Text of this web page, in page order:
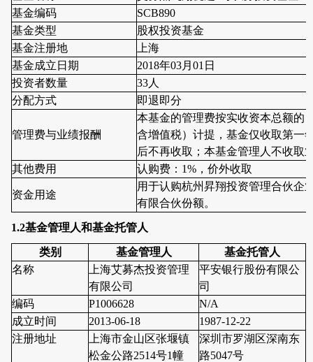
基金编码
SCB890
基金类型
股权投资基金
基金注册地
上海
基金成立日期
2018年03月 01 日
投资者数量
33人
分配方式
即退即分
管理费与业绩报酬
本基金的管理费按实收资本总额的
含增值税）计提，基金仅收取第一
后不再收取；本基金管理人不收取
其他费用
认购费： 1% ，价外收取
资金用途
用于认购杭州昇翔投资管理合伙企
有限合伙份额。
1.2基金管理人和基金托管人
类别 基金管理人
基金托管人
名称
上海艾募杰投资管理
有限公司
平安银行股份有限公
司
编码
P1006628
N/A
成立时间
2013-06-18
1987-12-22
注册地址
上海市金山区张堰镇
松金公路2514号1幢
深圳市罗湖区深南东
路5047号